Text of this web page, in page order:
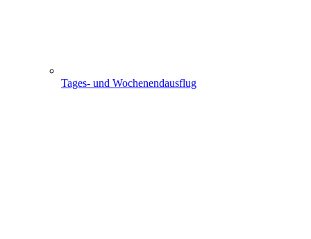
Tages- und Wochenendausflug